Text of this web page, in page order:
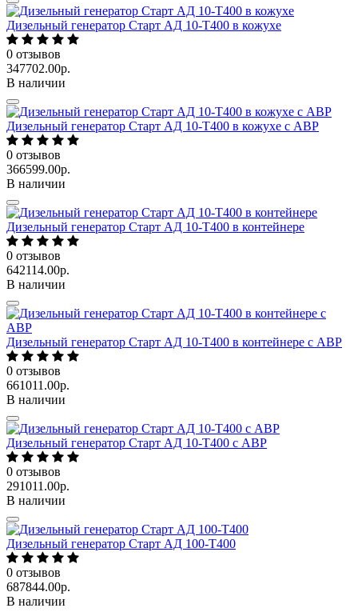
Дизельный генератор Старт АД 10-Т400 в кожухе
0 отзывов
347702.00р.
В наличии
Дизельный генератор Старт АД 10-Т400 в кожухе с АВР
0 отзывов
366599.00р.
В наличии
Дизельный генератор Старт АД 10-Т400 в контейнере
0 отзывов
642114.00р.
В наличии
Дизельный генератор Старт АД 10-Т400 в контейнере с АВР
0 отзывов
661011.00р.
В наличии
Дизельный генератор Старт АД 10-Т400 с АВР
0 отзывов
291011.00р.
В наличии
Дизельный генератор Старт АД 100-Т400
0 отзывов
687844.00р.
В наличии